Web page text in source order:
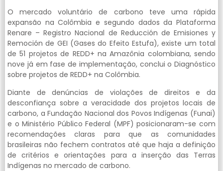
O mercado voluntário de carbono teve uma rápida
expansão na Colômbia e segundo dados da Plataforma
Renare – Registro Nacional de Reducción de Emisiones y
Remoción de GEI (Gases do Efeito Estufa), existe um total
de 51 projetos de REDD+ na Amazônia colombiana, sendo
nove já em fase de implementação, conclui o Diagnóstico
sobre projetos de REDD+ na Colômbia.
Diante de denúncias de violações de direitos e da
desconfiança sobre a veracidade dos projetos locais de
carbono, a Fundação Nacional dos Povos Indígenas (Funai)
e o Ministério Público Federal (MPF) posicionaram-se com
recomendações claras para que as comunidades
brasileiras não fechem contratos até que haja a definição
de critérios e orientações para a inserção das Terras
Indígenas no mercado de carbono.